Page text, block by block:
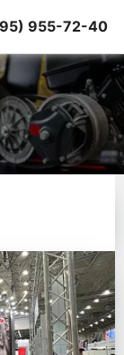
955-72-40